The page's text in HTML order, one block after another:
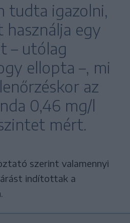
tudta igazolni,
egy
– utólag
ellopta –, mi
az
0,46 mg/l
mért.
szerint valamennyi
indítottak a